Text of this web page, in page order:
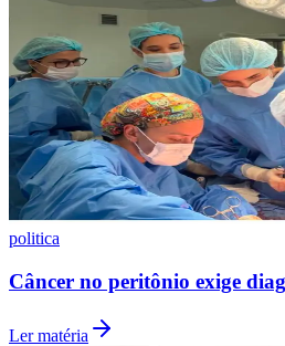
Botafogo
politica
Câncer no peritônio exige
Ler matéria